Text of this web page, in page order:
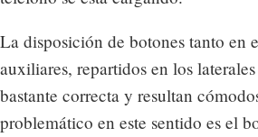
La disposición de botones tanto en
auxiliares, repartidos en los
bastante correcta y resultan
problemático en este sentido es el